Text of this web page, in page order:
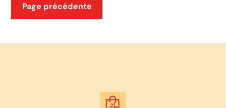
Page précédente